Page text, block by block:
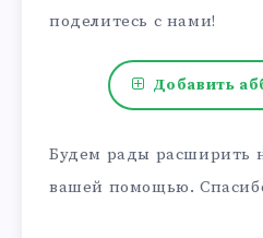
поделитесь с нами!
Добавить
Будем рады расширить
вашей помощью.